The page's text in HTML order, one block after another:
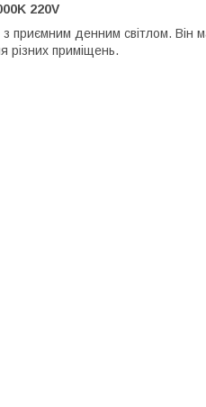
220V
з приємним денним світлом. Він
різних приміщень.